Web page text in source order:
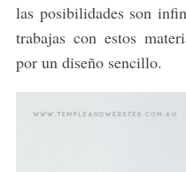
las posibilidades son
trabajas con estos
por un diseño sencillo.